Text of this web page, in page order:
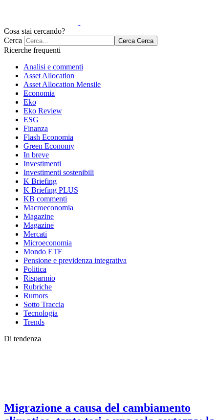
Cosa stai cercando?
Cerca
Cerca Cerca
Ricerche frequenti
Analisi e commenti
Asset Allocation
Asset Allocation Mensile
Economia
Eko
Eko Review
ESG
Finanza
Flash Economia
Green Economy
In breve
Investimenti
Investimenti sostenibili
K Briefing
K Briefing PLUS
KB commenti
Macroeconomia
Magazine
Magazine
Mercati
Microeconomia
Mondo ETF
Pensione e previdenza integrativa
Politica
Risparmio
Rubriche
Rumors
Sotto Traccia
Tecnologia
Trends
Di tendenza
Migrazione a causa del cambiamento